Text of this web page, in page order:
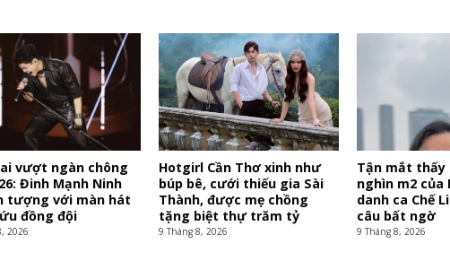
vượt ngàn chông
Đinh Mạnh Ninh
tượng với màn hát
đồng đội
2026
Hotgirl Cần Thơ xinh như
búp bê, cưới thiếu gia Sài
Thành, được mẹ chồng
tặng biệt thự trăm tỷ
9 Tháng 8, 2026
Tận mắt thấy
nghìn m2 của
danh ca Chế
câu bất ngờ
9 Tháng 8, 2026